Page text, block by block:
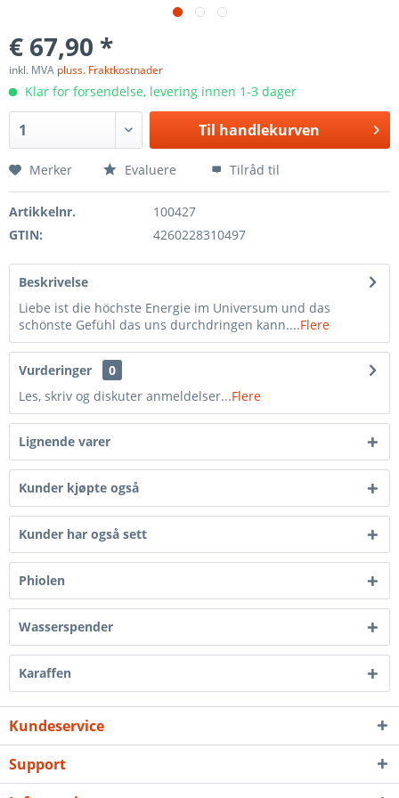
€ 67,90 *
inkl. MVA pluss. Fraktkostnader
Klar for forsendelse, levering innen 1-3 dager
Til handlekurven
Merker Evaluere Tilråd til
Artikkelnr.
100427
GTIN:
4260228310497
Beskrivelse
Liebe ist die höchste Energie im Universum und das
schönste Gefühl das uns durchdringen kann....Flere
Vurderinger
0
Les, skriv og diskuter anmeldelser...Flere
Lignende varer
Kunder kjøpte også
Kunder har også sett
Phiolen
Wasserspender
Karaffen
Kundeservice
Support